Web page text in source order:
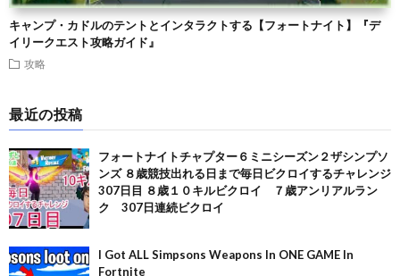
キャンプ・カドルのテントとインタラクトする【フォートナイト】『デ
イリークエスト攻略ガイド』
攻略
最近の投稿
フォートナイトチャプター６ミニシーズン２ザシンプソ
ンズ ８歳競技出れる日まで毎日ビクロイするチャレンジ
307日目 ８歳１０キルビクロイ ７歳アンリアルラン
ク 307日連続ビクロイ
I Got ALL Simpsons Weapons In ONE GAME In
Fortnite